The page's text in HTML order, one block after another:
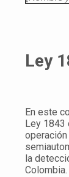
Ley
En este
Ley 1843
la
Colombia.